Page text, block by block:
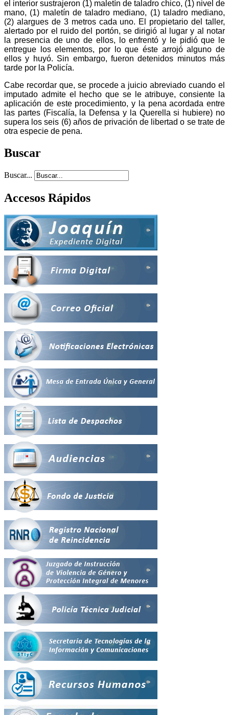
el interior sustrajeron (1) maletín de taladro chico, (1) nivel de
mano, (1) maletín de taladro mediano, (1) taladro mediano,
(2) alargues de 3 metros cada uno. El propietario del taller,
alertado por el ruido del portón, se dirigió al lugar y al notar
la presencia de uno de ellos, lo enfrentó y le pidió que le
entregue los elementos, por lo que éste arrojó alguno de
ellos y huyó. Sin embargo, fueron detenidos minutos más
tarde por la Policía.
Cabe recordar que, se procede a juicio abreviado cuando el
imputado admite el hecho que se le atribuye, consiente la
aplicación de este procedimiento, y la pena acordada entre
las partes (Fiscalía, la Defensa y la Querella si hubiere) no
supera los seis (6) años de privación de libertad o se trate de
otra especie de pena.
Buscar
Buscar...
Accesos Rápidos